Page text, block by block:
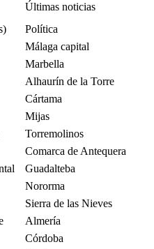
Últimas noticias
Política
Málaga capital
Marbella
Alhaurín de la Torre
Cártama
Mijas
Torremolinos
Comarca de Antequera
Guadalteba
Nororma
Sierra de las Nieves
Almería
Córdoba